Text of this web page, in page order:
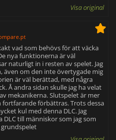
Visa original
vad som behövs för att väcka
nya funktionerna är väl
naturligt in i resten av spelet. Jag
även om den inte övertygade mig
är väl berättad, med några
Å andra sidan skulle jag ha velat
mekanikerna. Slutspelet är mer
fortfarande förbättras. Trots dessa
kul med denna DLC. Jag
till människor som jag som